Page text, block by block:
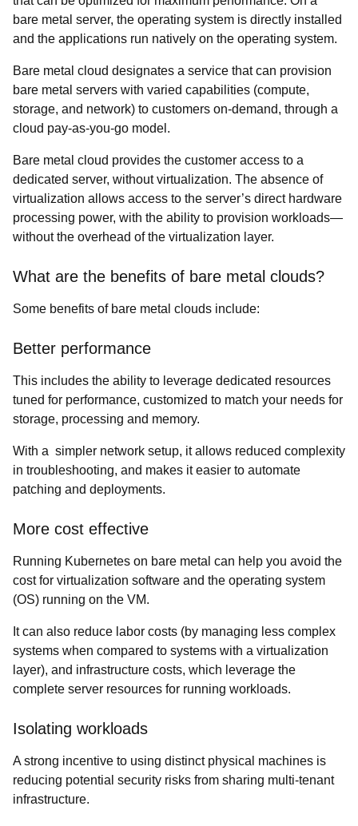
bare metal server, the operating system is directly installed
and the applications run natively on the operating system.
Bare metal cloud designates a service that can provision
bare metal servers with varied capabilities (compute,
storage, and network) to customers on-demand, through a
cloud pay-as-you-go model.
Bare metal cloud provides the customer access to a
dedicated server, without virtualization. The absence of
virtualization allows access to the server’s direct hardware
processing power, with the ability to provision workloads—
without the overhead of the virtualization layer.
What are the benefits of bare metal clouds?
Some benefits of bare metal clouds include:
Better performance
This includes the ability to leverage dedicated resources
tuned for performance, customized to match your needs for
storage, processing and memory.
With a simpler network setup, it allows reduced complexity
in troubleshooting, and makes it easier to automate
patching and deployments.
More cost effective
Running Kubernetes on bare metal can help you avoid the
cost for virtualization software and the operating system
(OS) running on the VM.
It can also reduce labor costs (by managing less complex
systems when compared to systems with a virtualization
layer), and infrastructure costs, which leverage the
complete server resources for running workloads.
Isolating workloads
A strong incentive to using distinct physical machines is
reducing potential security risks from sharing multi-tenant
infrastructure.